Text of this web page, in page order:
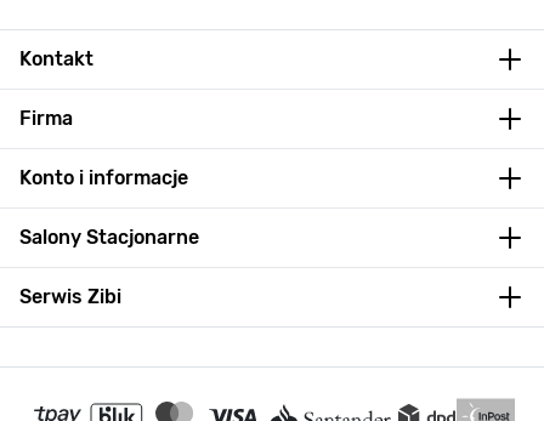
Kontakt
Firma
Konto i informacje
Salony Stacjonarne
Serwis Zibi